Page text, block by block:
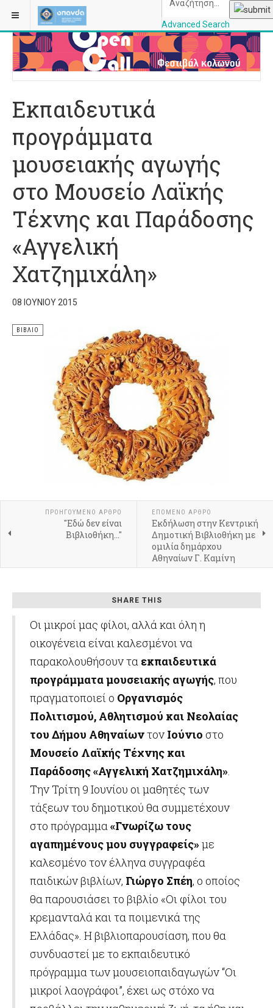
Advanced Search
ΒΡΊΣΚΕΣΤΕ ΕΔΏ: ΑΡΧΙΚΉ
Εκπαιδευτικά
προγράμματα
μουσειακής αγωγής
στο Μουσείο Λαϊκής
Τέχνης και Παράδοσης
«Αγγελική
Χατζημιχάλη»
08 ΙΟΥΝΊΟΥ 2015
ΒΙΒΛΊΟ
ΠΡΟΗΓΟΎΜΕΝΟ ΆΡΘΡΟ
"Εδώ δεν είναι
Βιβλιοθήκη..."
ΕΠΌΜΕΝΟ ΆΡΘΡΟ
Εκδήλωση στην Κεντρική
Δημοτική Βιβλιοθήκη με
ομιλία δημάρχου
Αθηναίων Γ. Καμίνη
SHARE THIS
Οι μικροί μας φίλοι, αλλά και όλη η
οικογένεια είναι καλεσμένοι να
παρακολουθήσουν τα εκπαιδευτικά
προγράμματα μουσειακής αγωγής, που
πραγματοποιεί ο Οργανισμός
Πολιτισμού, Αθλητισμού και Νεολαίας
του Δήμου Αθηναίωντον Ιούνιο στο
Μουσείο Λαϊκής Τέχνης και
Παράδοσης «Αγγελική Χατζημιχάλη».
Την Τρίτη 9 Ιουνίου οι μαθητές των
τάξεων του δημοτικού θα συμμετέχουν
στο πρόγραμμα«Γνωρίζω τους
αγαπημένους μου συγγραφείς»με
καλεσμένο τον έλληνα συγγραφέα
παιδικών βιβλίων, Γιώργο Σπέη, ο οποίος
θα παρουσιάσει το βιβλίο «Οι φίλοι του
κρεμανταλά και τα ποιμενικά της
Ελλάδας». Η βιβλιοπαρουσίαση, που θα
συνδυαστεί με το εκπαιδευτικό
πρόγραμμα των μουσειοπαιδαγωγών “Οι
μικροί λαογράφοι”, έχει ως στόχο να